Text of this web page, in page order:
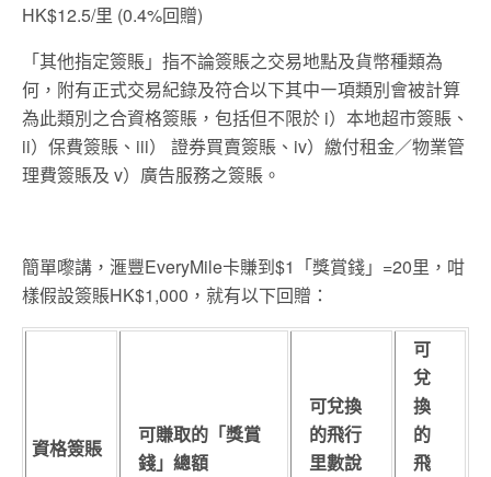
HK$12.5/里 (0.4%回贈)
「其他指定簽賬」指不論簽賬之交易地點及貨幣種類為
何，附有正式交易紀錄及符合以下其中㇐項類別會被計算
為此類別之合資格簽賬，包括但不限於 i）本地超市簽賬、
ii）保費簽賬、iii） 證券買賣簽賬、iv）繳付租金／物業管
理費簽賬及 v）廣告服務之簽賬。
簡單嚟講，滙豐EveryMile卡賺到$1「獎賞錢」=20里，咁
樣假設簽賬HK$1,000，就有以下回贈：
資格簽賬
可賺取的「獎賞
錢」總額
可兌換
的飛行
里數說
可
兌
換
的
飛